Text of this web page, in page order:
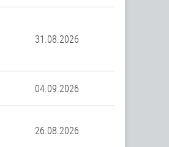
31.08.2026
04.09.2026
26.08.2026